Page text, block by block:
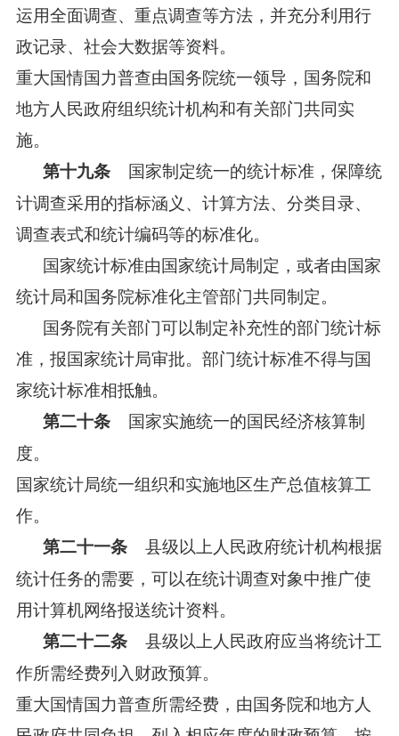
运用全面调查、重点调查等方法，并充分利用行
政记录、社会大数据等资料。
重大国情国力普查由国务院统一领导，国务院和
地方人民政府组织统计机构和有关部门共同实
施。
第十九条国家制定统一的统计标准，保障统
计调查采用的指标涵义、计算方法、分类目录、
调查表式和统计编码等的标准化。
国家统计标准由国家统计局制定，或者由国家
统计局和国务院标准化主管部门共同制定。
国务院有关部门可以制定补充性的部门统计标
准，报国家统计局审批。部门统计标准不得与国
家统计标准相抵触。
第二十条国家实施统一的国民经济核算制
度。
国家统计局统一组织和实施地区生产总值核算工
作。
第二十一条县级以上人民政府统计机构根据
统计任务的需要，可以在统计调查对象中推广使
用计算机网络报送统计资料。
第二十二条县级以上人民政府应当将统计工
作所需经费列入财政预算。
重大国情国力普查所需经费，由国务院和地方人